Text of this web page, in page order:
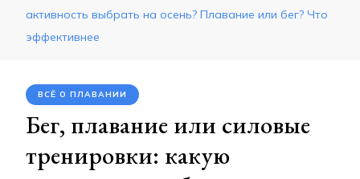
активность выбрать на осень? Плавание или бег? Что
эффективнее
ВСЁ О ПЛАВАНИИ
Бег, плавание или силовые
тренировки: какую